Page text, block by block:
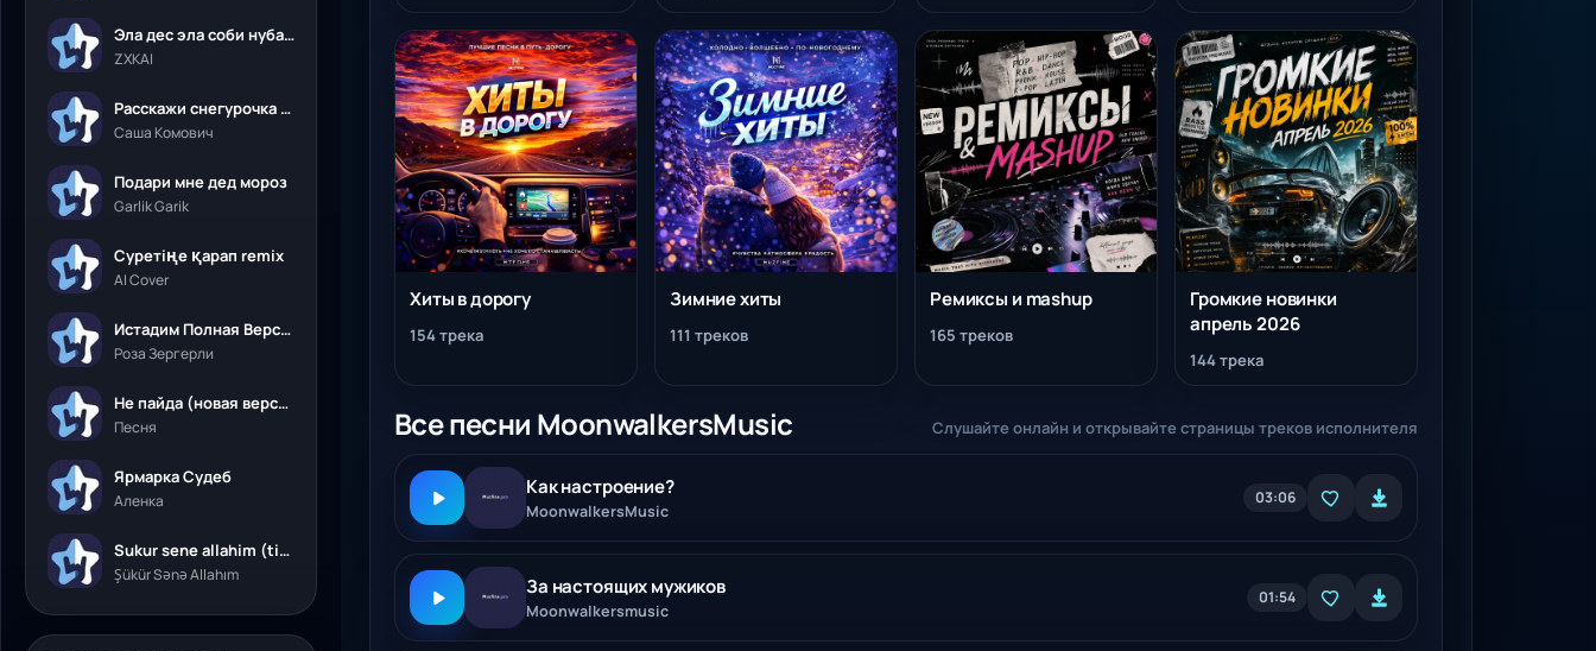
Эла дес эла соби нубалеприсон
ZXKAI
Расскажи снегурочка где была
Саша Комович
Подари мне дед мороз
Garlik Garik
Суретіңе қарап remix
AI Cover
Истадим Полная Версия
Роза Зергерли
Не пайда (новая версия)
Песня
Ярмарка Судеб
Аленка
Sukur sene allahim (tik tok)
Şükür Sənə Allahım
Хиты в дорогу
154 трека
Зимние хиты
111 треков
Ремиксы и mashup
165 треков
Громкие новинки
апрель 2026
144 трека
Все песни MoonwalkersMusic Слушайте онлайн и открывайте страницы треков исполнителя
Как настроение?
MoonwalkersMusic
03:06
За настоящих мужиков
Moonwalkersmusic
01:54